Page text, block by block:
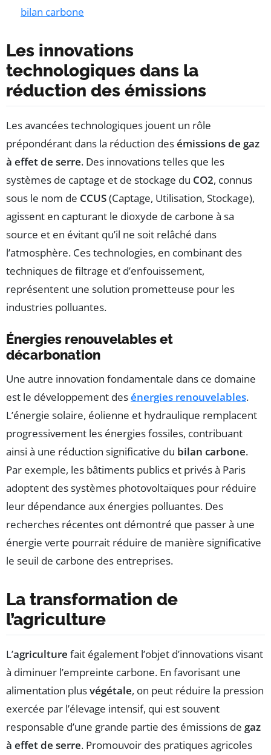
bilan carbone
Les innovations
technologiques dans la
réduction des émissions
Les avancées technologiques jouent un rôle
prépondérant dans la réduction desémissions de gaz
à effet de serre. Des innovations telles que les
systèmes de captage et de stockage du CO2, connus
sous le nom de CCUS(Captage, Utilisation, Stockage),
agissent en capturant le dioxyde de carbone à sa
source et en évitant qu’il ne soit relâché dans
l’atmosphère. Ces technologies, en combinant des
techniques de filtrage et d’enfouissement,
représentent une solution prometteuse pour les
industries polluantes.
Énergies renouvelables et
décarbonation
Une autre innovation fondamentale dans ce domaine
est le développement desénergies renouvelables.
L’énergie solaire, éolienne et hydraulique remplacent
progressivement les énergies fossiles, contribuant
ainsi à une réduction significative du bilan carbone.
Par exemple, les bâtiments publics et privés à Paris
adoptent des systèmes photovoltaïques pour réduire
leur dépendance aux énergies polluantes. Des
recherches récentes ont démontré que passer à une
énergie verte pourrait réduire de manière significative
le seuil de carbone des entreprises.
La transformation de
l’agriculture
L’agriculture fait également l’objet d’innovations visant
à diminuer l’empreinte carbone. En favorisant une
alimentation plusvégétale, on peut réduire la pression
exercée par l’élevage intensif, qui est souvent
responsable d’une grande partie des émissions de gaz
à effet de serre. Promouvoir des pratiques agricoles